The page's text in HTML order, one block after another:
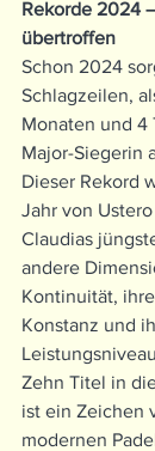
Rekorde 2024
übertroffen
Schon 2024
Schlagzeilen,
Monaten und 4
Major-Siegerin
Dieser Rekord
Jahr von
Claudias
andere
Kontinuität,
Konstanz und
Zehn Titel in
ist ein Zeichen
modernen